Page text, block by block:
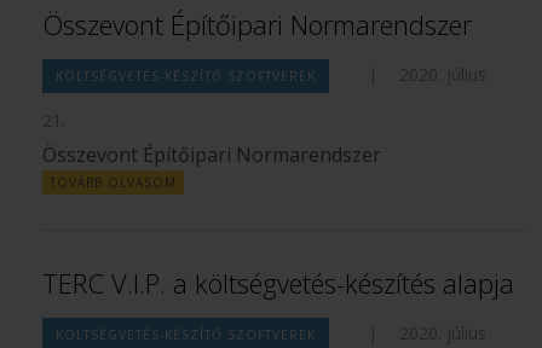
Összevont Építőipari Normarendszer
KÖLTSÉGVETÉS-KÉSZÍTŐ SZOFTVEREK |
2020. július
21.
Összevont Építőipari Normarendszer
TOVÁBB OLVASOM
TERC V.I.P. a költségvetés-készítés alapja
KÖLTSÉGVETÉS-KÉSZÍTŐ SZOFTVEREK |
2020. július